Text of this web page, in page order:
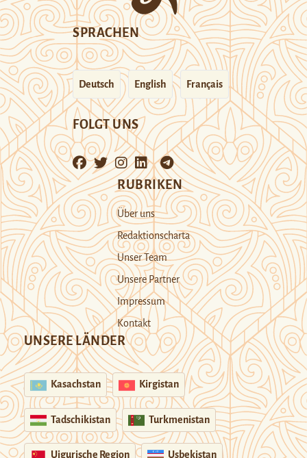
SPRACHEN
Deutsch English Français
FOLGT UNS
RUBRIKEN
Über uns
Redaktionscharta
Unser Team
Unsere Partner
Impressum
Kontakt
UNSERE LÄNDER
Kasachstan Kirgistan
Tadschikistan Turkmenistan
Uigurische Region Usbekistan